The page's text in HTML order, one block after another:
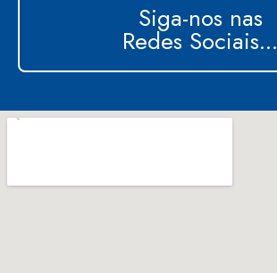
Siga-nos nas
Redes Sociais...